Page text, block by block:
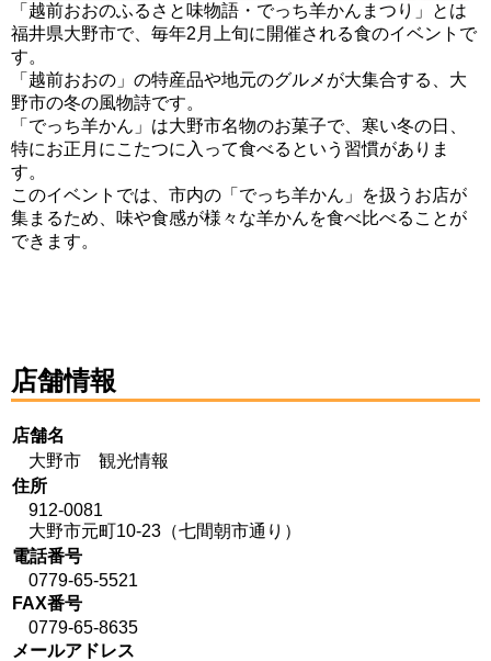
「越前おおのふるさと味物語・でっち羊かんまつり」とは
福井県大野市で、毎年2月上旬に開催される食のイベントで
す。
「越前おおの」の特産品や地元のグルメが大集合する、大
野市の冬の風物詩です。
「でっち羊かん」は大野市名物のお菓子で、寒い冬の日、
特にお正月にこたつに入って食べるという習慣がありま
す。
このイベントでは、市内の「でっち羊かん」を扱うお店が
集まるため、味や食感が様々な羊かんを食べ比べることが
できます。
店舗情報
店舗名
大野市 観光情報
住所
912-0081
大野市元町10-23（七間朝市通り）
電話番号
0779-65-5521
FAX番号
0779-65-8635
メールアドレス